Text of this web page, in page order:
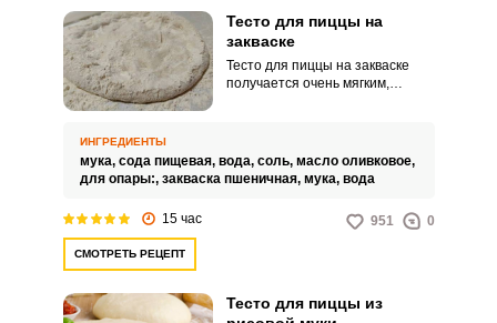
Тесто для пиццы на
закваске
Тесто для пиццы на закваске
получается очень мягким,
пышной, нежной и приятной по
вкусу.
ИНГРЕДИЕНТЫ
мука, сода пищевая, вода, соль, масло оливковое,
для опары:, закваска пшеничная, мука, вода
15 час 951 0
СМОТРЕТЬ РЕЦЕПТ
Тесто для пиццы из